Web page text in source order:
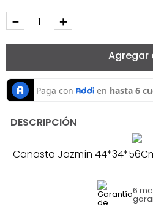
＋
－
Agregar
DESCRIPCIÓN
Canasta Jazmín
6